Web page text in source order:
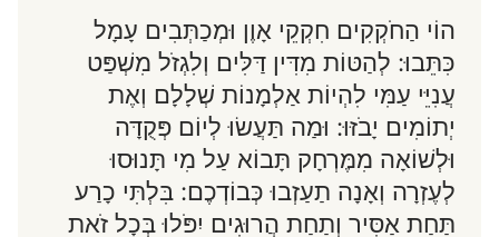
הוֹי הַחֹקְקִים חִקְקֵי אָוֶן וּמְכַתְּבִים עָמָל
כִּתֵּבוּ: לְהַטּוֹת מִדִּין דַּלִּים וְלִגְזֹל מִשְׁפַּט
עֲנִיֵּי עַמִּי לִהְיוֹת אַלְמָנוֹת שְׁלָלָם וְאֶת
יְתוֹמִים יָבֹזּוּ: וּמַה תַּעֲשׂוּ לְיוֹם פְּקֻדָּה
וּלְשׁוֹאָה מִמֶּרְחָק תָּבוֹא עַל מִי תָּנוּסוּ
לְעֶזְרָה וְאָנָה תַעַזְבוּ כְּבוֹדְכֶם: בִּלְתִּי כָרַע
תַּחַת אַסִּיר וְתַחַת הֲרוּגִים יִפֹּלוּ בְּכָל זֹאת